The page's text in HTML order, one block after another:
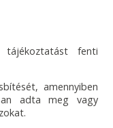
tájékoztatást fenti
amennyiben
adta meg vagy